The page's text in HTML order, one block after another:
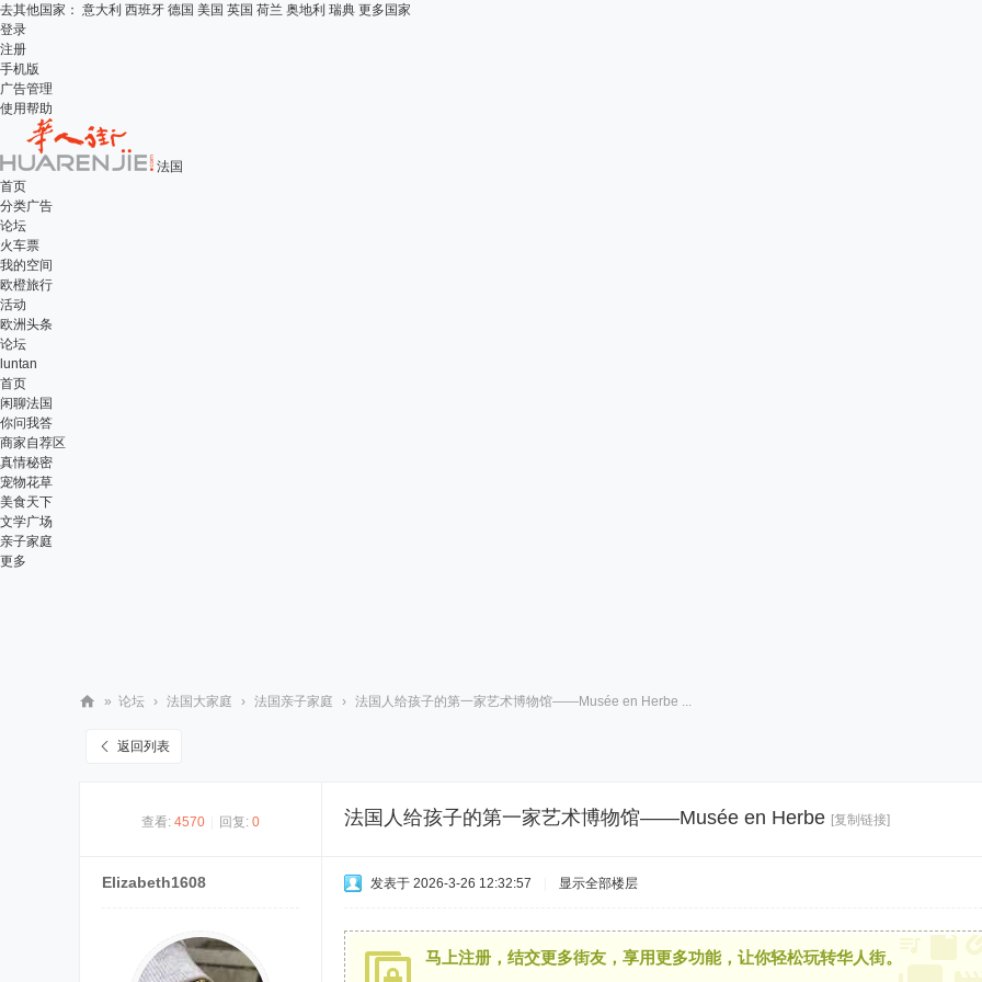
去其他国家： 意大利 西班牙 德国 美国 英国 荷兰 奥地利 瑞典 更多国家
登录
注册
手机版
广告管理
使用帮助
法国
首页
分类广告
论坛
火车票
我的空间
欧橙旅行
活动
欧洲头条
论坛
luntan
首页
闲聊法国
你问我答
商家自荐区
真情秘密
宠物花草
美食天下
文学广场
亲子家庭
更多
» 论坛 › 法国大家庭 › 法国亲子家庭 › 法国人给孩子的第一家艺术博物馆——Musée en Herbe ...
返回列表
查看: 4570 回复: 0 法国人给孩子的第一家艺术博物馆——Musée en Herbe [复制链接]
Elizabeth1608 发表于 2026-3-26 12:32:57 显示全部楼层
马上注册，结交更多街友，享用更多功能，让你轻松玩转华人街。